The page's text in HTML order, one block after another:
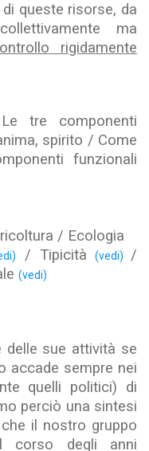
queste risorse, da
ma
rigidamente
tre componenti
spirito / Come
funzionali
/ Ecologia
/ Tipicità (vedi) /
(vedi)
delle sue attività se
accade sempre nei
quelli politici) di
perciò una sintesi
il nostro gruppo
corso degli anni